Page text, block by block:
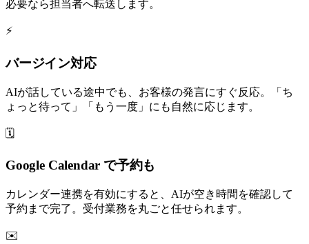
必要なら担当者へ転送します。
⚡
バージイン対応
AIが話している途中でも、お客様の発言にすぐ反応。「ち
ょっと待って」「もう一度」にも自然に応じます。
🗓
Google Calendar で予約も
カレンダー連携を有効にすると、AIが空き時間を確認して
予約まで完了。受付業務を丸ごと任せられます。
✉️